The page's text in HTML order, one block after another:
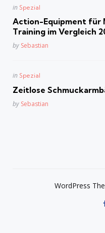
Posted
in Spezial
Action-Equipment für
Training im Vergleich
Posted
by Sebastian
Posted
in Spezial
Zeitlose
Posted
by Sebastian
WordPress